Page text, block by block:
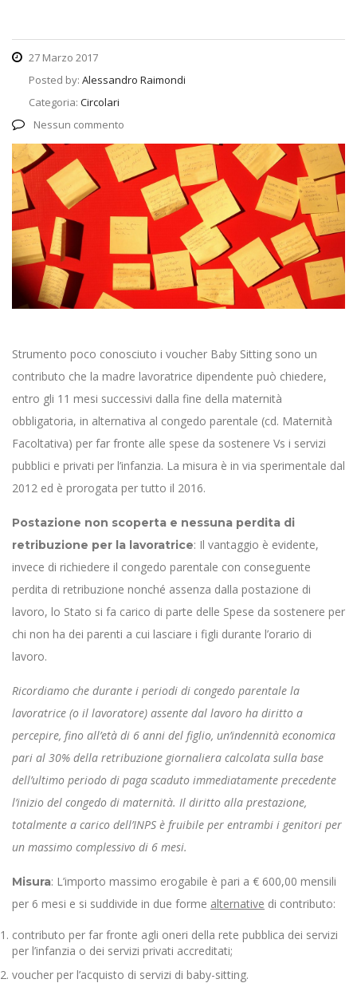
27 Marzo 2017
Posted by: Alessandro Raimondi
Categoria: Circolari
Nessun commento
Strumento poco conosciuto i voucher Baby Sitting sono un
contributo che la madre lavoratrice dipendente può chiedere,
entro gli 11 mesi successivi dalla fine della maternità
obbligatoria, in alternativa al congedo parentale (cd. Maternità
Facoltativa) per far fronte alle spese da sostenere Vs i servizi
pubblici e privati per l’infanzia. La misura è in via sperimentale dal
2012 ed è prorogata per tutto il 2016.
Postazione non scoperta e nessuna perdita di
retribuzione per la lavoratrice: Il vantaggio è evidente,
invece di richiedere il congedo parentale con conseguente
perdita di retribuzione nonché assenza dalla postazione di
lavoro, lo Stato si fa carico di parte delle Spese da sostenere per
chi non ha dei parenti a cui lasciare i figli durante l’orario di
lavoro.
Ricordiamo che durante i periodi di congedo parentale la
lavoratrice (o il lavoratore) assente dal lavoro ha diritto a
percepire, fino all’età di 6 anni del figlio, un’indennità economica
pari al 30% della retribuzione giornaliera calcolata sulla base
dell’ultimo periodo di paga scaduto immediatamente precedente
l’inizio del congedo di maternità. Il diritto alla prestazione,
totalmente a carico dell’INPS è fruibile per entrambi i genitori per
un massimo complessivo di 6 mesi.
Misura: L’importo massimo erogabile è pari a € 600,00 mensili
per 6 mesi e si suddivide in due forme alternative di contributo:
contributo per far fronte agli oneri della rete pubblica dei servizi
per l’infanzia o dei servizi privati accreditati;
voucher per l’acquisto di servizi di baby-sitting.